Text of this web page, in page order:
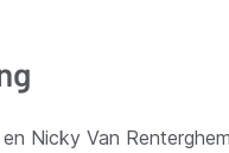
Nicky Van